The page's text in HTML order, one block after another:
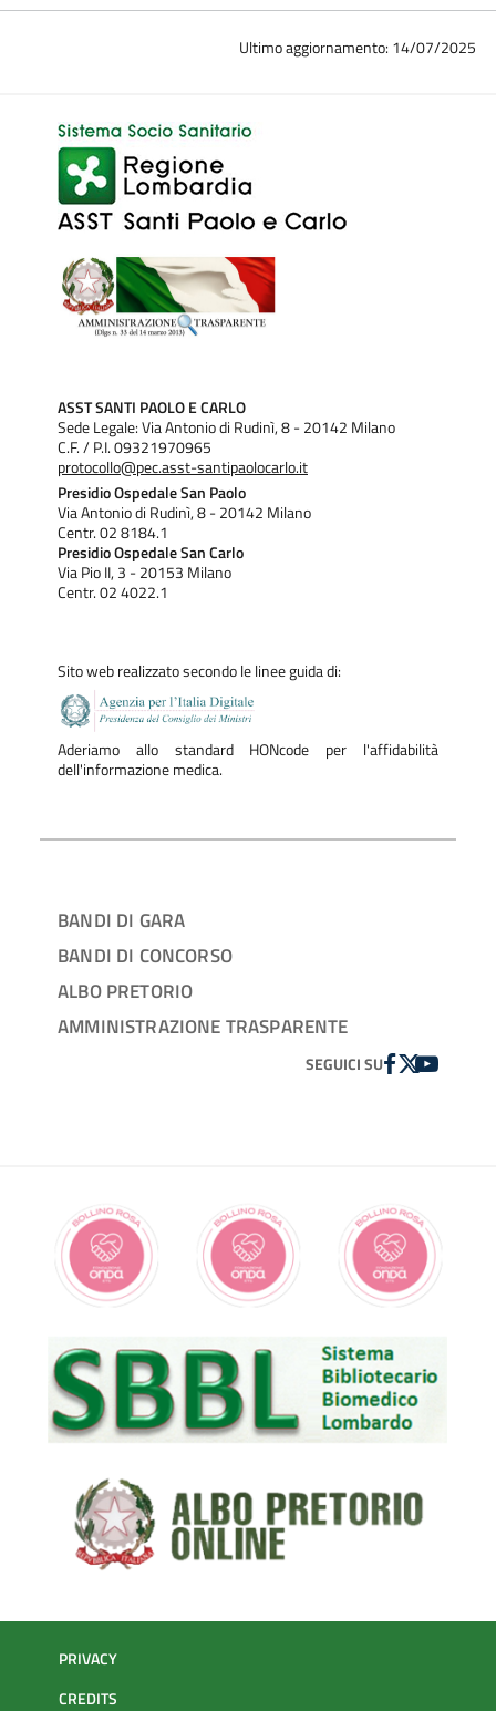
Ultimo aggiornamento: 14/07/2025
ASST SANTI PAOLO E CARLO
Sede Legale: Via Antonio di Rudinì, 8 - 20142 Milano
C.F. / P.I. 09321970965
protocollo@pec.asst-santipaolocarlo.it
Presidio Ospedale San Paolo
Via Antonio di Rudinì, 8 - 20142 Milano
Centr. 02 8184.1
Presidio Ospedale San Carlo
Via Pio II, 3 - 20153 Milano
Centr. 02 4022.1
Sito web realizzato secondo le linee guida di:
Aderiamo allo standard HONcode per l'affidabilità
dell'informazione medica.
BANDI DI GARA
BANDI DI CONCORSO
ALBO PRETORIO
AMMINISTRAZIONE TRASPARENTE
SEGUICI SUFACEBOOK
TWITTER
YOUTUBE
PRIVACY
CREDITS